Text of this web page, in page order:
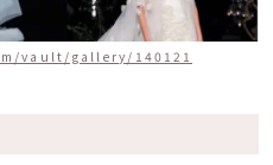
vault/gallery/140121